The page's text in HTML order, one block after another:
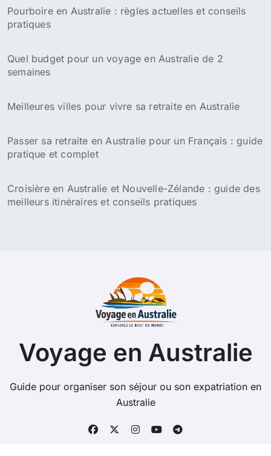
e
r
Pourboire en Australie : règles actuelles et conseils
pratiques
Quel budget pour un voyage en Australie de 2
semaines
Meilleures villes pour vivre sa retraite en Australie
Passer sa retraite en Australie pour un Français : guide
pratique et complet
Croisière en Australie et Nouvelle-Zélande : guide des
meilleurs itinéraires et conseils pratiques
Voyage en Australie
Guide pour organiser son séjour ou son expatriation en
Australie